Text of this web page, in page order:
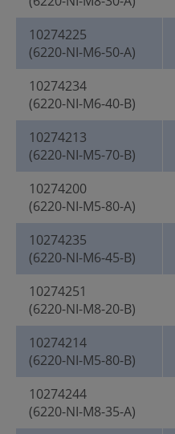
10274225
(6220-NI-M6-50-A)
10274234
(6220-NI-M6-40-B)
10274213
(6220-NI-M5-70-B)
10274200
(6220-NI-M5-80-A)
10274235
(6220-NI-M6-45-B)
10274251
(6220-NI-M8-20-B)
10274214
(6220-NI-M5-80-B)
10274244
(6220-NI-M8-35-A)